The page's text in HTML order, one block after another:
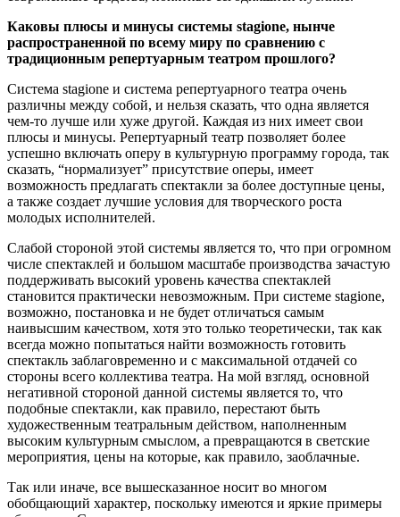
Каковы плюсы и минусы системы stagione, нынче
распространенной по всему миру по сравнению с
традиционным репертуарным театром прошлого?
Система stagione и система репертуарного театра очень
различны между собой, и нельзя сказать, что одна является
чем-то лучше или хуже другой. Каждая из них имеет свои
плюсы и минусы. Репертуарный театр позволяет более
успешно включать оперу в культурную программу города, так
сказать, “нормализует” присутствие оперы, имеет
возможность предлагать спектакли за более доступные цены,
а также создает лучшие условия для творческого роста
молодых исполнителей.
Слабой стороной этой системы является то, что при огромном
числе спектаклей и большом масштабе производства зачастую
поддерживать высокий уровень качества спектаклей
становится практически невозможным. При системе stagione,
возможно, постановка и не будет отличаться самым
наивысшим качеством, хотя это только теоретически, так как
всегда можно попытаться найти возможность готовить
спектакль заблаговременно и с максимальной отдачей со
стороны всего коллектива театра. На мой взгляд, основной
негативной стороной данной системы является то, что
подобные спектакли, как правило, перестают быть
художественным театральным действом, наполненным
высоким культурным смыслом, а превращаются в светские
мероприятия, цены на которые, как правило, заоблачные.
Так или иначе, все вышесказанное носит во многом
обобщающий характер, поскольку имеются и яркие примеры